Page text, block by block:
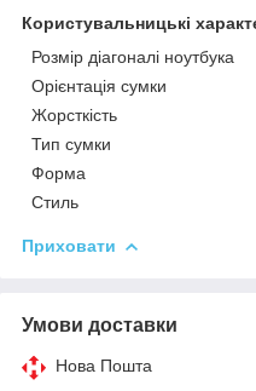
Користувальницькі
Розмір діагоналі ноутбука
Орієнтація сумки
Жорсткість
Тип сумки
Форма
Стиль
Приховати
Умови доставки
Нова Пошта